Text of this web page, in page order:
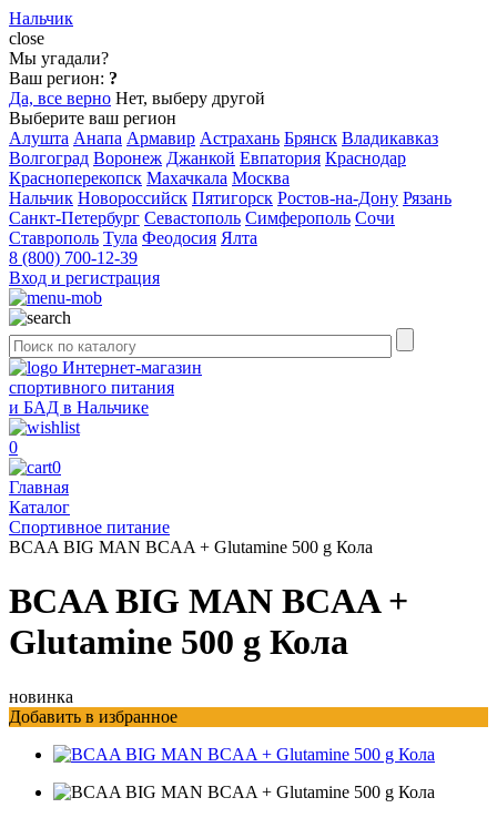
Нальчик
close
Мы угадали?
Ваш регион: ?
Да, все верно Нет, выберу другой
Выберите ваш регион
Алушта Анапа Армавир Астрахань Брянск Владикавказ
Волгоград Воронеж Джанкой Евпатория Краснодар
Красноперекопск Махачкала Москва
Нальчик Новороссийск Пятигорск Ростов-на-Дону Рязань
Санкт-Петербург Севастополь Симферополь Сочи
Ставрополь Тула Феодосия Ялта
8 (800) 700-12-39
Вход и регистрация
Интернет-магазин
спортивного питания
и БАД в Нальчике
0
0
Главная
Каталог
Спортивное питание
BCAA BIG MAN BCAA + Glutamine 500 g Кола
BCAA BIG MAN BCAA +
Glutamine 500 g Кола
новинка
Добавить в избранное